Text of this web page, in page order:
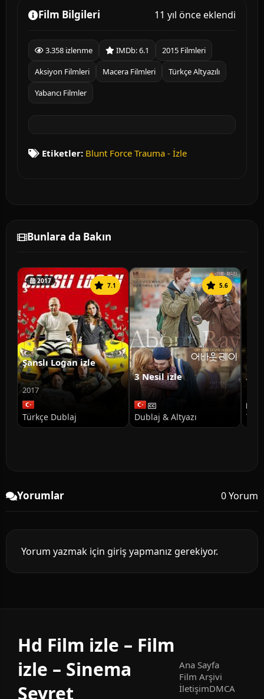
Film Bilgileri 11 yıl önce eklendi
3.358 izlenme IMDb: 6.1
2015 Filmleri
Aksiyon Filmleri
Macera Filmleri
Türkçe Altyazılı
Yabancı Filmler
Etiketler: Blunt Force Trauma - İzle
Bunlara da Bakın
2017
7.1
Şanslı Logan izle
2017
Türkçe Dublaj
5.6
3 Nesil izle
Dublaj & Altyazı
Yorumlar 0 Yorum
Yorum yazmak için giriş yapmanız gerekiyor.
Hd Film izle – Film
izle – Sinema
Seyret
Ana Sayfa
Film Arşivi
İletişimDMCA